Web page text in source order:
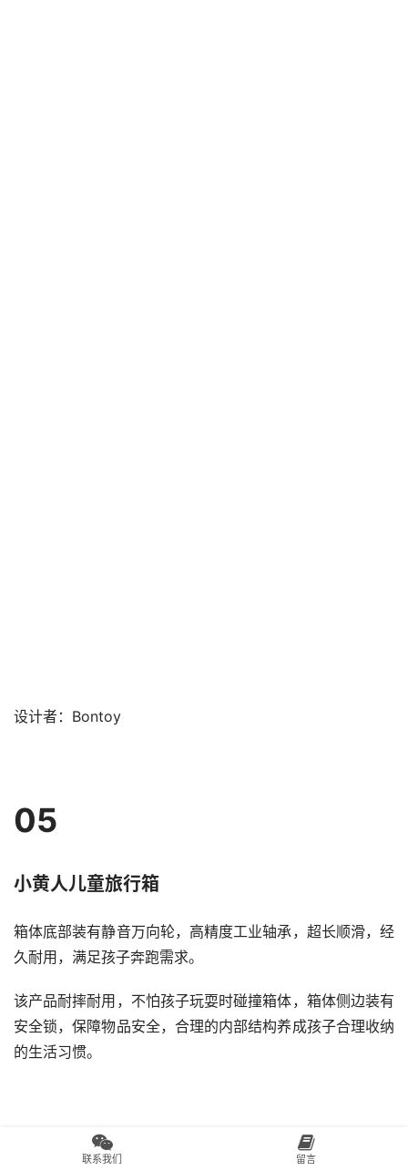
设计者：Bontoy
05
小黄人儿童旅行箱
箱体底部装有静音万向轮，高精度工业轴承，超长顺滑，经
久耐用，满足孩子奔跑需求。
该产品耐摔耐用，不怕孩子玩耍时碰撞箱体，箱体侧边装有
安全锁，保障物品安全，合理的内部结构养成孩子合理收纳
的生活习惯。
联系我们 留言